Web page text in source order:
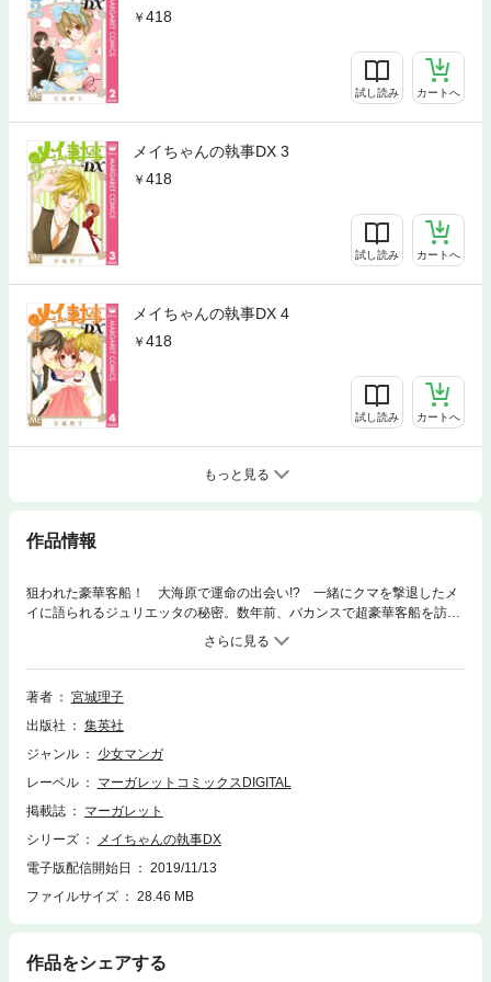
418
試し読み カートへ
メイちゃんの執事DX 3
418
試し読み カートへ
メイちゃんの執事DX 4
418
試し読み カートへ
もっと見る
作品情報
狙われた豪華客船！ 大海原で運命の出会い!? 一緒にクマを撃退したメ
イに語られるジュリエッタの秘密。数年前、バカンスで超豪華客船を訪れ
たジュリエッタを待っていたのは、爆弾による沈没の危機と、それに立ち
向かう剣人との出会いでした。トラウマを乗り越えて歌わなければ、船が
沈むという緊張のボヤージュ。彼女の決断。そして明かされる「本当の
姿」とは…!?
著者
宮城理子
出版社
集英社
ジャンル
少女マンガ
レーベル
マーガレットコミックスDIGITAL
掲載誌
マーガレット
シリーズ
メイちゃんの執事DX
電子版配信開始日
2019/11/13
ファイルサイズ
28.46 MB
作品をシェアする